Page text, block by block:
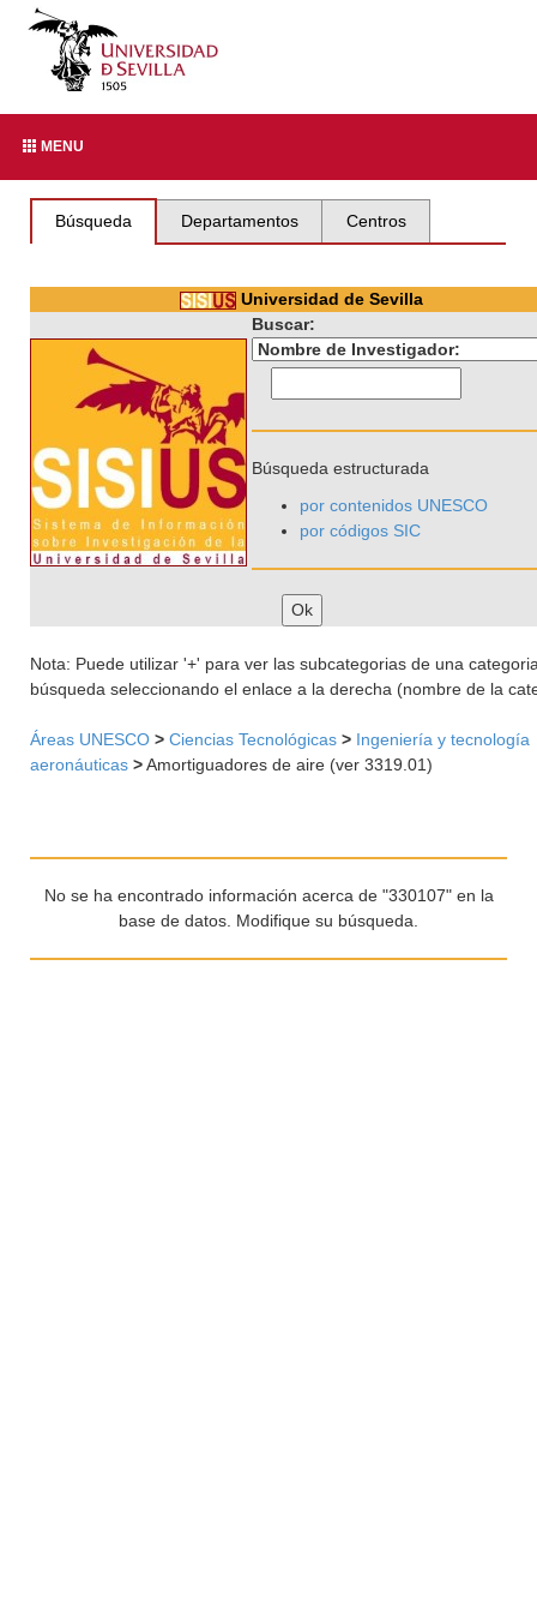
MENU
Búsqueda Departamentos Centros
Universidad de Sevilla
Buscar:
Búsqueda estructurada
por contenidos UNESCO
por códigos SIC
Nota: Puede utilizar '+' para ver las subcategorias de una
búsqueda seleccionando el enlace a la derecha (nombre de la
Áreas UNESCO > Ciencias Tecnológicas > Ingeniería y tecnología
aeronáuticas >Amortiguadores de aire (ver 3319.01)
No se ha encontrado información acerca de "330107" en la
base de datos. Modifique su búsqueda.